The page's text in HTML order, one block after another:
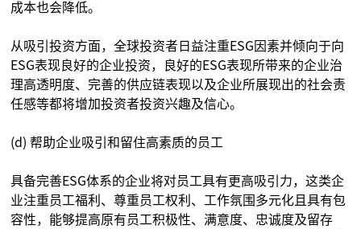
成本也会降低。
从吸引投资方面，全球投资者日益注重ESG因素并倾向于向
ESG表现良好的企业投资，良好的ESG表现所带来的企业治
理高透明度、完善的供应链表现以及企业所展现出的社会责
任感等都将增加投资者投资兴趣及信心。
(d) 帮助企业吸引和留住高素质的员工
具备完善ESG体系的企业将对员工具有更高吸引力，这类企
业注重员工福利、尊重员工权利、工作氛围多元化且具有包
容性，能够提高原有员工积极性、满意度、忠诚度及留存